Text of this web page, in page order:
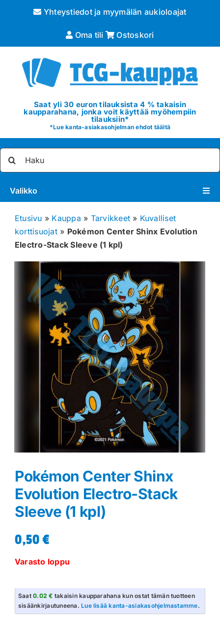
Yhteystiedot ja myymälän aukioloajat
Oma tili Ostoskori
Saat yli 30 euron tilauksista 4 % takaisin
kaupparahana, jonka voit käyttää myöhempiin
tilauksiin*
*Lue kanta-asiakasohjelman ehdot täältä
Valikko
Pokémon
Muut keräilykortit
Tarvikkeet
Blind Boksit
Ennakot
Greidatut kortit
Greidauspalvelu
Etusivu » Kauppa » Tarvikkeet » Kuvalliset
korttisuojat» Pokémon Center Shinx Evolution
Electro-Stack Sleeve (1 kpl)
Pokémon Center Shinx
Evolution Electro-Stack
Sleeve (1 kpl)
0,50€
Varasto loppu
Saat0.02 € takaisin kaupparahana kun ostat tämän tuotteen
sisäänkirjautuneena.Lue lisää kanta-asiakasohjelmastamme.